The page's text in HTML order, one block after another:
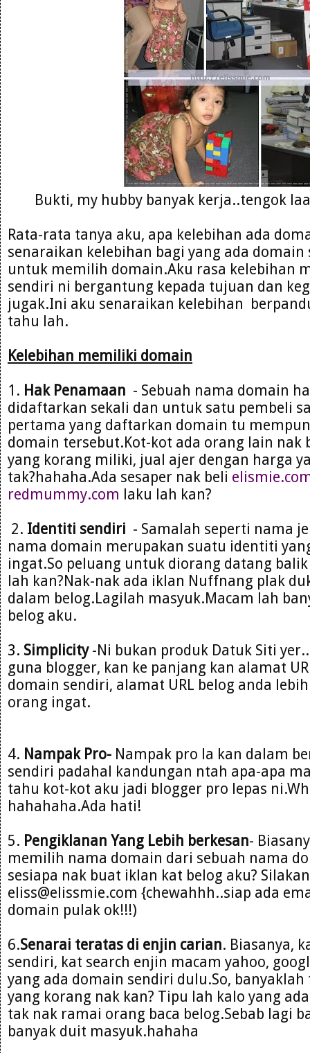
Bukti, my hubby banyak kerja..tengok
Rata-rata tanya aku, apa kelebihan ada
senaraikan kelebihan bagi yang ada domain
untuk memilih domain.Aku rasa kelebihan
sendiri ni bergantung kepada tujuan dan
jugak.Ini aku senaraikan kelebihan
tahu lah.
Kelebihan memiliki domain
1. Hak Penamaan - Sebuah nama domain
didaftarkan sekali dan untuk satu pembeli
pertama yang daftarkan domain tu
domain tersebut.Kot-kot ada orang lain nak
yang korang miliki, jual ajer dengan harga
tak?hahaha.Ada sesaper nak beli
redmummy.com laku lah kan?
2. Identiti sendiri - Samalah seperti nama
nama domain merupakan suatu identiti
ingat.So peluang untuk diorang datang
lah kan?Nak-nak ada iklan Nuffnang plak
dalam belog.Lagilah masyuk.Macam lah
belog aku.
3. Simplicity -Ni bukan produk Datuk Siti
guna blogger, kan ke panjang kan alamat
domain sendiri, alamat URL belog anda
orang ingat.
4. Nampak Pro- Nampak pro la kan dalam
sendiri padahal kandungan ntah apa-apa
tahu kot-kot aku jadi blogger pro lepas
hahahaha.Ada hati!
5. Pengiklanan Yang Lebih berkesan-
memilih nama domain dari sebuah nama
sesiapa nak buat iklan kat belog aku?
eliss@elissmie.com {chewahhh..siap ada
domain pulak ok!!!)
6.Senarai teratas di enjin carian. Biasanya,
sendiri, kat search enjin macam yahoo,
yang ada domain sendiri dulu.So,
yang korang nak kan? Tipu lah kalo yang
tak nak ramai orang baca belog.Sebab lagi
banyak duit masyuk.hahaha